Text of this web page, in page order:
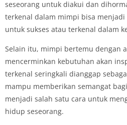
seseorang untuk diakui dan
terkenal dalam mimpi bisa
untuk sukses atau terkenal dalam
Selain itu, mimpi bertemu dengan
mencerminkan kebutuhan akan
terkenal seringkali dianggap
mampu memberikan semangat
menjadi salah satu cara untuk
hidup seseorang.